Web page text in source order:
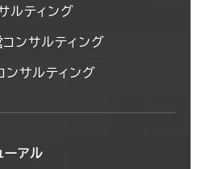
ルティング
ンサルティング
サルティング
ーアル